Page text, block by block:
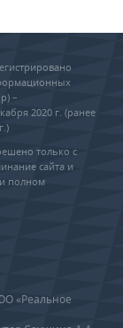
–
2020 г. (ранее
только с
сайта и
полном
«Реальное